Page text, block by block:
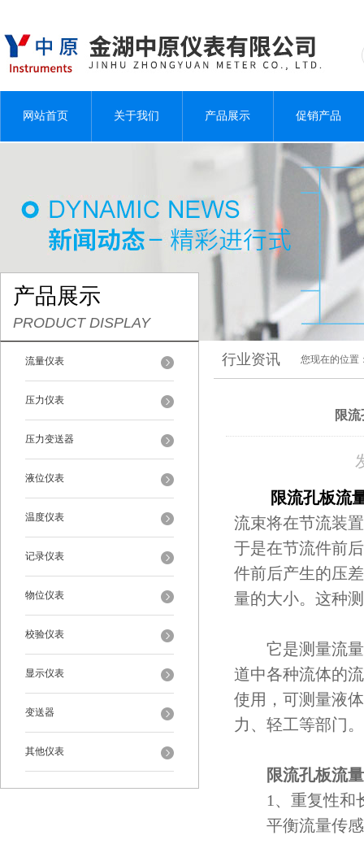
网站首页 关于我们 产品展示 促销产品
产品展示
PRODUCT DISPLAY
流量仪表
压力仪表
压力变送器
液位仪表
温度仪表
记录仪表
物位仪表
校验仪表
显示仪表
变送器
其他仪表
行业资讯 您现在的位置
限
限流孔板流
流束将在节流装
于是在节流件前
件前后产生的压
量的大小。这种
它是测量流量
道中各种流体的
使用，可测量液
力、轻工等部门。
限流孔板流
1、重复性和
平衡流量传感